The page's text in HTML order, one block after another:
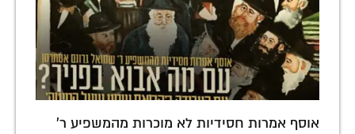
אוסף אמרות חסידיות לא מוכרות מהמשפיע ר'